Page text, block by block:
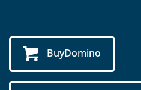
BuyDomino